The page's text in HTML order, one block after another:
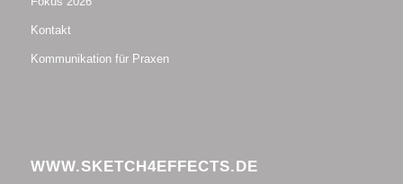
Kontakt
Kommunikation für Praxen
WWW.SKETCH4EFFECTS.DE